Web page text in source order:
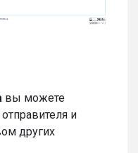
вы можете
и
других